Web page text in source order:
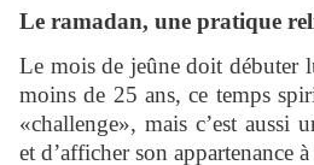
Le ramadan, une pratique
Le mois de jeûne doit débuter
moins de 25 ans, ce temps
«challenge», mais c’est aussi
et d’afficher son appartenance